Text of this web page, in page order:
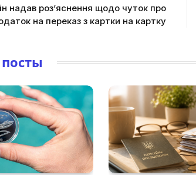
надав роз’яснення щодо чуток про
на переказ з картки на картку
посты